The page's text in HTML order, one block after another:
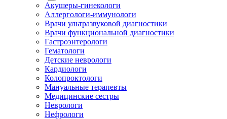
Акушеры-гинекологи
Аллергологи-иммунологи
Врачи ультразвуковой диагностики
Врачи функциональной диагностики
Гастроэнтерологи
Гематологи
Детские неврологи
Кардиологи
Колопроктологи
Мануальные терапевты
Медицинские сестры
Неврологи
Нефрологи